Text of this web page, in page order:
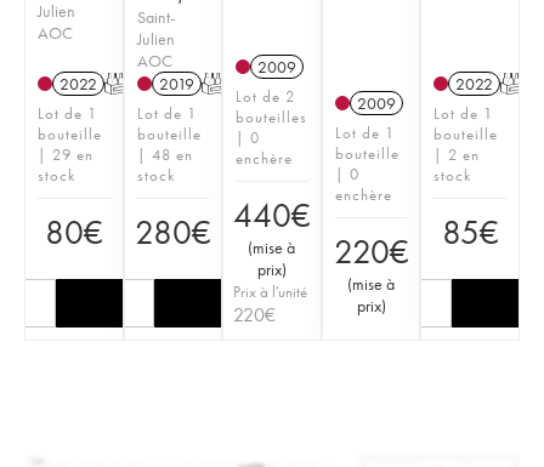
Julien
AOC
2022 T
Lot de 1
bouteille
| 29 en
stock
80€
Saint-
Julien
AOC
2019 T
Lot de 1
bouteille
| 48 en
stock
280€
2009
Lot de 2
bouteilles
| 0
enchère
440€
(mise à
prix)
Prix à l'unité
220€
2009
Lot de 1
bouteille
| 0
enchère
220€
(mise à
prix)
2022 T
Lot de 1
bouteille
| 2 en
stock
85€